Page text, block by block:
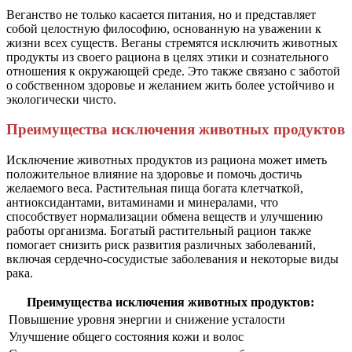
Веганство не только касается питания, но и представляет
собой целостную философию, основанную на уважении к
жизни всех существ. Веганы стремятся исключить животных
продукты из своего рациона в целях этики и сознательного
отношения к окружающей среде. Это также связано с заботой
о собственном здоровье и желанием жить более устойчиво и
экологически чисто.
Преимущества исключения животных продуктов
Исключение животных продуктов из рациона может иметь
положительное влияние на здоровье и помочь достичь
желаемого веса. Растительная пища богата клетчаткой,
антиоксидантами, витаминами и минералами, что
способствует нормализации обмена веществ и улучшению
работы организма. Богатый растительный рацион также
помогает снизить риск развития различных заболеваний,
включая сердечно-сосудистые заболевания и некоторые виды
рака.
Преимущества исключения животных продуктов:
Повышение уровня энергии и снижение усталости
Улучшение общего состояния кожи и волос